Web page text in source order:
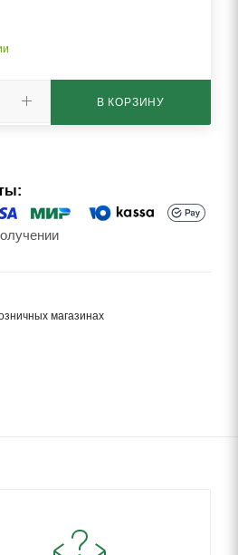
В КОРЗИНУ
магазинах